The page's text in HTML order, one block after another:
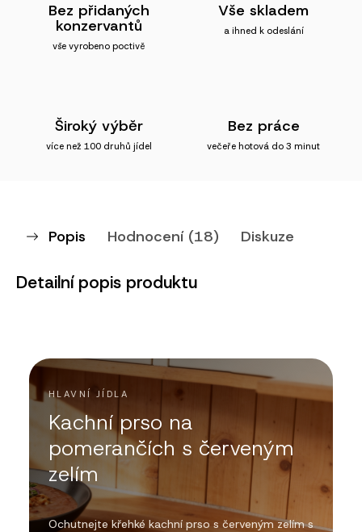
Bez přidaných
konzervantů
vše vyrobeno poctivě
Vše skladem
a ihned k odeslání
Široký výběr
více než 100 druhů jídel
Bez práce
večeře hotová do 3 minut
Popis Hodnocení (18) Diskuze
Detailní popis produktu
HLAVNÍ JÍDLA
Kachní prso na
pomerančích s červeným
zelím
Ochutnejte křehké kachní prso s červeným zelím s